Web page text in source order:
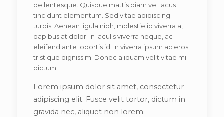
pellentesque. Quisque mattis diam vel lacus
tincidunt elementum. Sed vitae adipiscing
turpis. Aenean ligula nibh, molestie id viverra a,
dapibus at dolor. In iaculis viverra neque, ac
eleifend ante lobortis id. In viverra ipsum ac eros
tristique dignissim. Donec aliquam velit vitae mi
dictum.
Lorem ipsum dolor sit amet, consectetur
adipiscing elit. Fusce velit tortor, dictum in
gravida nec, aliquet non lorem.